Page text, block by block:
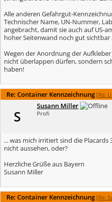
Alle anderen Gefahrgut-
Technischer Name, UN-Nummer,
angebracht, damit sie auch auf US-
hoher Seitenwand noch gut sichtbar
Wegen der Anordnung der
nicht überlappen dürfen, sondern
haben!
Re: Container Kennzeichnung [Re:
S
Susann Miller
Profi
... was mich irritiert sind die
nicht aussehen, oder?
Herzliche Grüße aus Bayern
Susann Miller
Re: Container Kennzeichnung [Re: